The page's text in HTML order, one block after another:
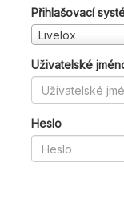
Přihlašovací
Livelox
Uživatelské
Heslo